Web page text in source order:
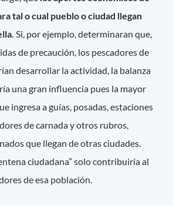
tal o cual pueblo o ciudad llegan
Si, por ejemplo, determinaran que,
de precaución, los pescadores de
desarrollar la actividad, la balanza
una gran influencia pues la mayor
ingresa a guías, posadas, estaciones
de carnada y otros rubros,
que llegan de otras ciudades.
ciudadana” solo contribuiría al
de esa población.